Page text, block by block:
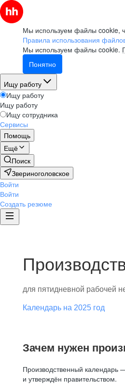
Мы используем файлы cookie,
Правила использования
Мы используем файлы cookie.
Понятно
Ищу работу
Ищу работу
Ищу работу
Ищу сотрудника
Сервисы
Помощь
Ещё
Поиск
Звериноголовское
Войти
Войти
Создать резюме
для пятидневной рабочей
Календарь на 2025 год
Зачем нужен
Производственный календарь
и утверждён правительством.